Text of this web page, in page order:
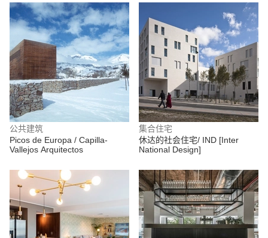
公共建筑
Picos de Europa / Capilla-
Vallejos Arquitectos
集合住宅
休达的社会住宅/ IND [Inter
National Design]